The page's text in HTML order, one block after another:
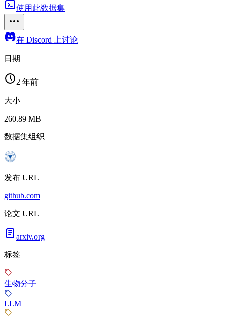
使用此数据集
在 Discord 上讨论
日期
2 年前
大小
260.89 MB
数据集组织
发布 URL
github.com
论文 URL
arxiv.org
标签
生物分子
LLM